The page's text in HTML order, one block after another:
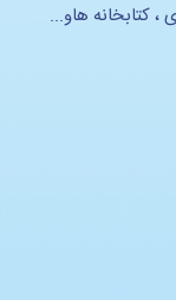
کتابخانه هاو...